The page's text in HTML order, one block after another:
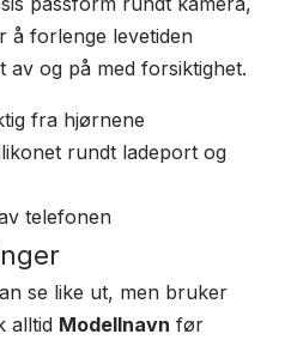
å forlenge levetiden
av og på med forsiktighet.
fra hjørnene
rundt ladeport og
telefonen
se like ut, men bruker
alltid Modellnavn før